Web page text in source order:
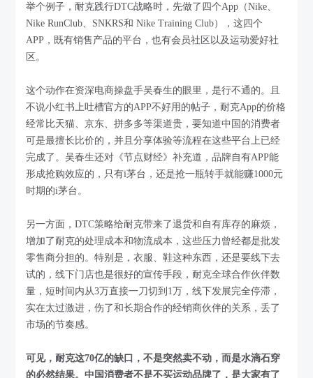
举个例子，耐克践行DTC战略时，先做了四个App（Nike、
Nike RunClub、SNKRS和 Nike Training Club），这四个
APP，既有销售产品的平台，也有会员社区以及运动爱好社
区。
这个动作在资深电商操盘手吴春生的眼里，是行不通的。且
不说小红书上吐槽官方的APP不好用的帖子，耐克App的价格
经常比天猫、京东、拼多多等渠道贵，要知道中国的消费者
可是最擅长比价的，并且分享体验等流程在这些平台上已经
完成了。吴春生还对《节点财经》补充道，品牌自有APP能
形成抢购效应的，只有i茅台，还是抢一瓶转手就能赚1000元
时期的i茅台。
另一方面，DTC策略给耐克带来了退货和自有库存的麻烦，
增加了耐克的处理成本和物流成本，这些压力曾经都是批发
零售商分担的。特别是，衣服、鞋这种东西，还是要线下去
试的，线下门店也是很好的宣传手段，耐克全球合作伙伴数
量，短时间内从3万直接一刀切到1万，线下发展完全停滞，
实在太过激进，伤了和长期合作的经销商伙伴的关系，丢了
市场的节奏感。
可见，耐克这70亿的缺口，不是突然卖不动，而是水滴石穿
的必然结果。中国消费者不是不买运动品牌了，是大家有了